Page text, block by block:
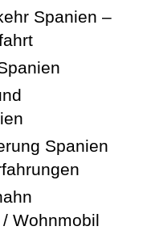
Spanien –
Spanien
Wohnmobil